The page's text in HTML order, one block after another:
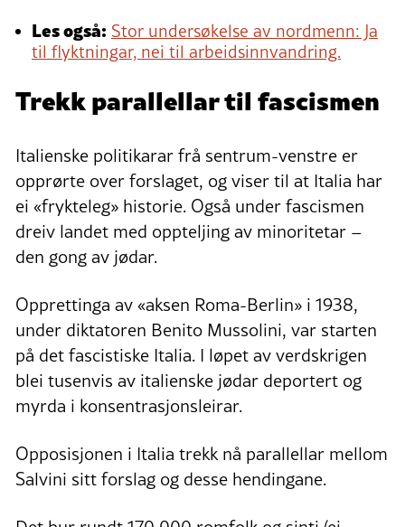
Les også: Stor undersøkelse av nordmenn: Ja
til flyktningar, nei til arbeidsinnvandring.
Trekk parallellar til fascismen
Italienske politikarar frå sentrum-venstre er
opprørte over forslaget, og viser til at Italia har
ei «frykteleg» historie. Også under fascismen
dreiv landet med oppteljing av minoritetar –
den gong av jødar.
Opprettinga av «aksen Roma-Berlin» i 1938,
under diktatoren Benito Mussolini, var starten
på det fascistiske Italia. I løpet av verdskrigen
blei tusenvis av italienske jødar deportert og
myrda i konsentrasjonsleirar.
Opposisjonen i Italia trekk nå parallellar mellom
Salvini sitt forslag og desse hendingane.